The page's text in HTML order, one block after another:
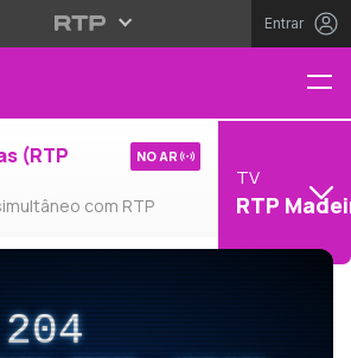
Entrar
(RTP
com RTP
NO AR
TV
RTP
204